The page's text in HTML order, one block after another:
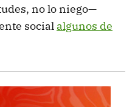
no lo niego—
social algunos de